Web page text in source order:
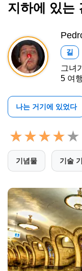
지하에 있는
길
그녀
5 여
나는 거기에 있었다
기념물 기술